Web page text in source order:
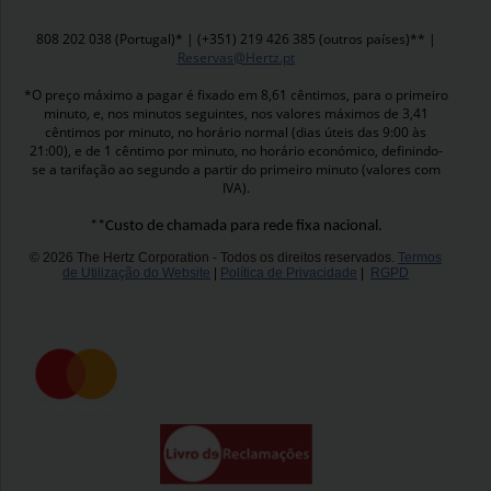
808 202 038 (Portugal)* | (+351) 219 426 385 (outros países)** |
Reservas@Hertz.pt
*O preço máximo a pagar é fixado em 8,61 cêntimos, para o primeiro
minuto, e, nos minutos seguintes, nos valores máximos de 3,41
cêntimos por minuto, no horário normal (dias úteis das 9:00 às
21:00), e de 1 cêntimo por minuto, no horário económico, definindo-
se a tarifação ao segundo a partir do primeiro minuto (valores com
IVA).
**Custo de chamada para rede fixa nacional.
© 2026 The Hertz Corporation - Todos os direitos reservados. Termos
de Utilização do Website
Política de Privacidade RGPD